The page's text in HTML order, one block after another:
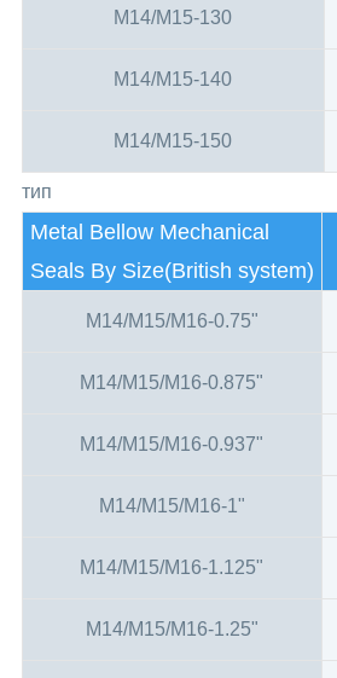
M14/M15-130
M14/M15-140
M14/M15-150
тип
Metal Bellow Mechanical
Seals By Size(British system)
M14/M15/M16-0.75"
M14/M15/M16-0.875"
M14/M15/M16-0.937"
M14/M15/M16-1"
M14/M15/M16-1.125"
M14/M15/M16-1.25"